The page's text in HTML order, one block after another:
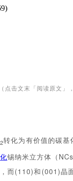
（点击文末「阅读原文」
2转化为有价值的碳
锡纳米立方体（ NCs
而(110)和(001)晶